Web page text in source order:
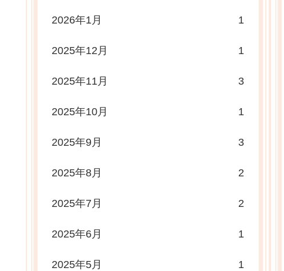
2026年1月 1
2025年12月 1
2025年11月 3
2025年10月 1
2025年9月 3
2025年8月 2
2025年7月 2
2025年6月 1
2025年5月 1